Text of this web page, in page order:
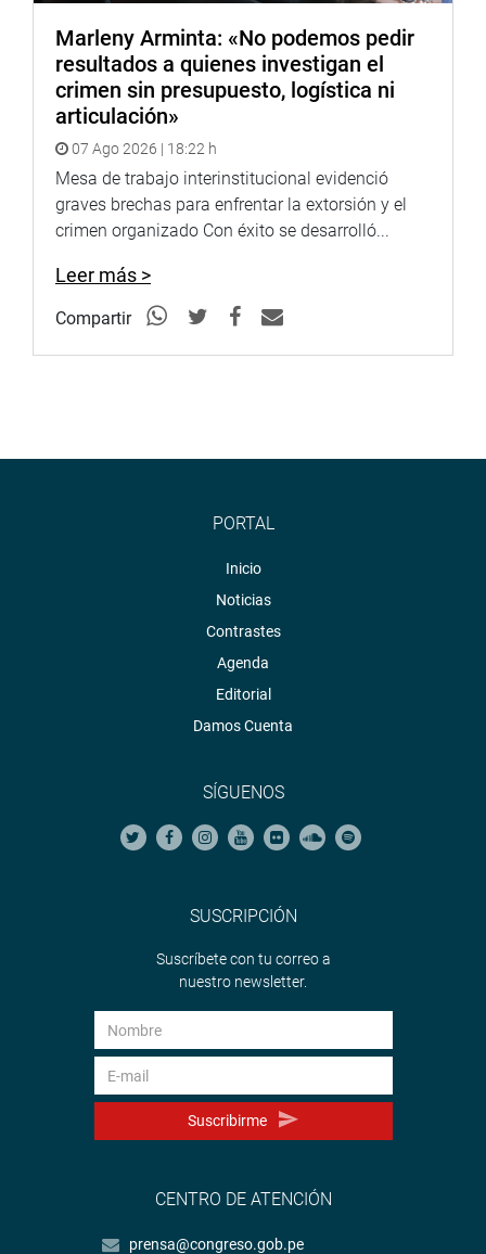
Marleny Arminta: «No podemos pedir
resultados a quienes investigan el
crimen sin presupuesto, logística ni
articulación»
07 Ago 2026 | 18:22 h
Mesa de trabajo interinstitucional evidenció
graves brechas para enfrentar la extorsión y el
crimen organizado Con éxito se desarrolló...
Leer más >
Compartir
PORTAL
Inicio
Noticias
Contrastes
Agenda
Editorial
Damos Cuenta
SÍGUENOS
SUSCRIPCIÓN
Suscríbete con tu correo a
nuestro newsletter.
Suscribirme
CENTRO DE ATENCIÓN
prensa@congreso.gob.pe